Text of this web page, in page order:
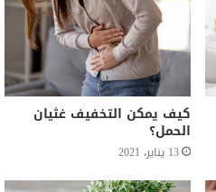
كيف يمكن التخفيف غثيان
الحمل؟
13 يناير، 2021